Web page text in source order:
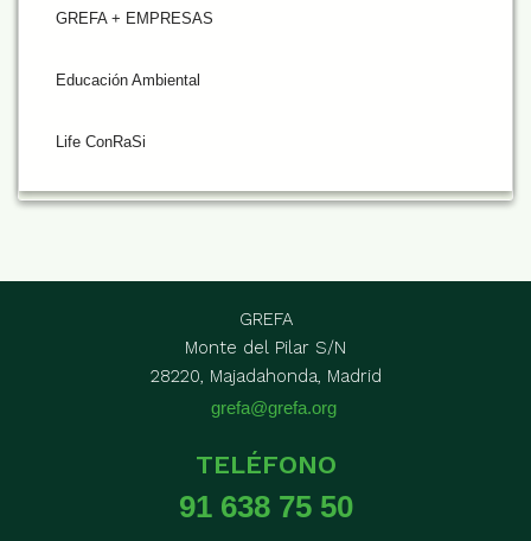
GREFA + EMPRESAS
Educación Ambiental
Life ConRaSi
GREFA
Monte del Pilar S/N
28220, Majadahonda, Madrid
grefa@grefa.org
TELÉFONO
91 638 75 50